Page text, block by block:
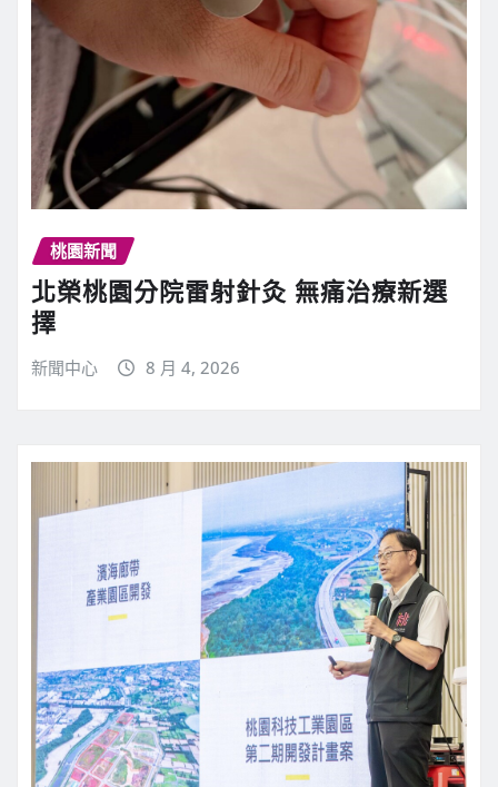
桃園新聞
北榮桃園分院雷射針灸 無痛治療新選
擇
新聞中心 8 月 4, 2026